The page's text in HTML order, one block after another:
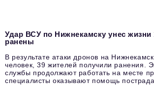
Удар ВСУ по Нижнекамску унес жизни
ранены
В результате атаки дронов на
человек, 39 жителей получили ранения.
службы продолжают работать на месте
специалисты оказывают помощь